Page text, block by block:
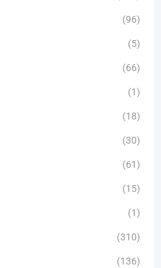
(96)
(5)
(66)
(1)
(18)
(30)
(61)
(15)
(1)
(310)
(136)